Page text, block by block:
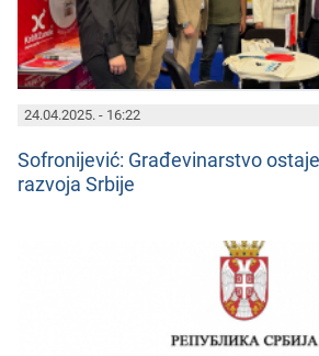
24.04.2025. - 16:22
Sofronijеvić: Građеvinarstvo
razvoja Srbijе